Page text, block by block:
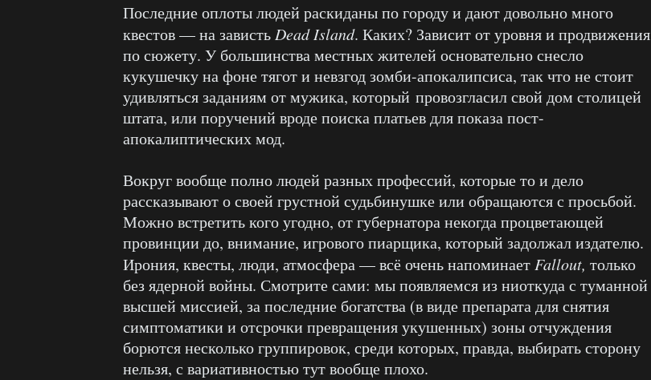
Последние оплоты людей раскиданы по городу и дают довольно много
квестов — на зависть Dead Island. Каких? Зависит от уровня и продвижения
по сюжету. У большинства местных жителей основательно снесло
кукушечку на фоне тягот и невзгод зомби-апокалипсиса, так что не стоит
удивляться заданиям от мужика, который провозгласил свой дом столицей
штата, или поручений вроде поиска платьев для показа пост-
апокалиптических мод.
Вокруг вообще полно людей разных профессий, которые то и дело
рассказывают о своей грустной судьбинушке или обращаются с просьбой.
Можно встретить кого угодно, от губернатора некогда процветающей
провинции до, внимание, игрового пиарщика, который задолжал издателю.
Ирония, квесты, люди, атмосфера — всё очень напоминает Fallout, только
без ядерной войны. Смотрите сами: мы появляемся из ниоткуда с туманной
высшей миссией, за последние богатства (в виде препарата для снятия
симптоматики и отсрочки превращения укушенных) зоны отчуждения
борются несколько группировок, среди которых, правда, выбирать сторону
нельзя, с вариативностью тут вообще плохо.